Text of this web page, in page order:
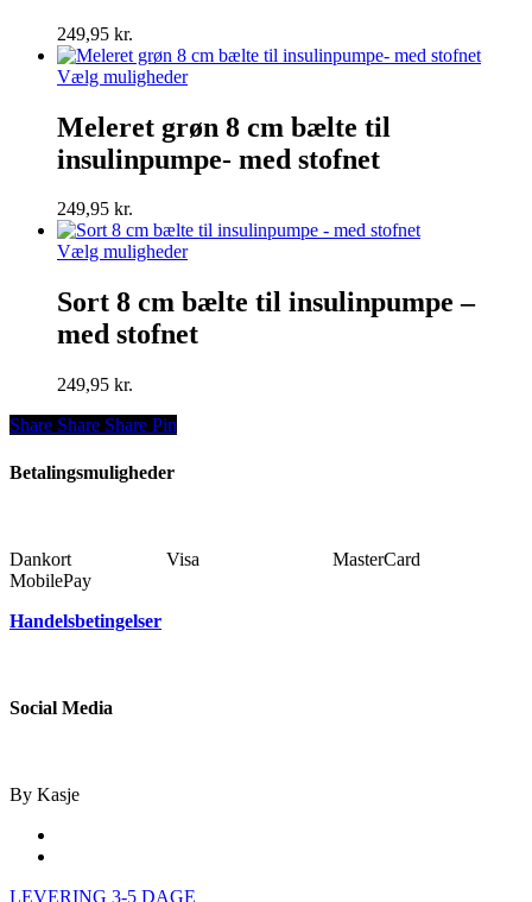
vælges
på
varesiden
249,95 kr.
Vælg mulighederDette
har
flere
varianter.
vælges
på
Meleret grøn 8 cm bælte til
insulinpumpe- med stofnet
249,95 kr.
Vælg mulighederDette
har
flere
varianter.
Sort 8 cm bælte til insulinpumpe –
med stofnet
249,95 kr.
Share
Share Share Share Pin
Betalingsmuligheder
Dankort Visa MasterCard
MobilePay
Handelsbetingelser
Social Media
By Kasje
Close
LEVERING 3-5 DAGE